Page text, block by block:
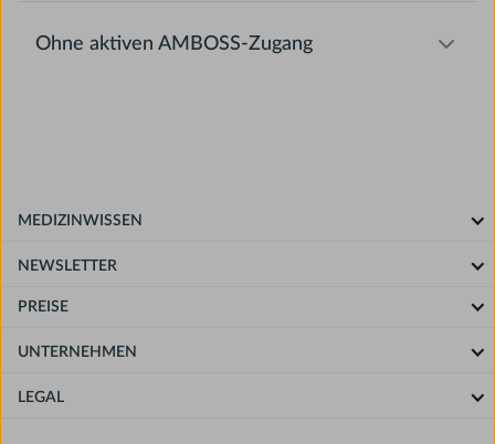
Ohne aktiven AMBOSS-Zugang
MEDIZINWISSEN
NEWSLETTER
PREISE
UNTERNEHMEN
LEGAL